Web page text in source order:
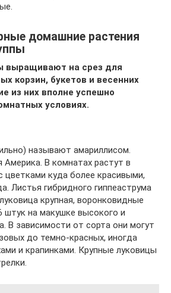
домашние растения
выращивают на срез для
корзин, букетов и весенних
из них вполне успешно
условиях.
называют амариллисом.
В комнатах растут в
цветками куда более красивыми,
Листья гибридного гиппеаструма
крупная, воронковидные
штук на макушке высокого и
В зависимости от сорта они могут
до темно-красных, иногда
и крапинками. Крупные луковицы